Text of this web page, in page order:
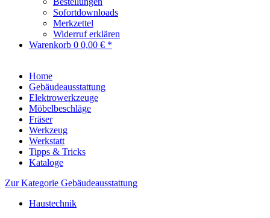
Sofortdownloads
Merkzettel
Widerruf erklären
Warenkorb 0 0,00 € *
Home
Gebäudeausstattung
Elektrowerkzeuge
Möbelbeschläge
Fräser
Werkzeug
Werkstatt
Tipps & Tricks
Kataloge
Zur Kategorie Gebäudeausstattung
Haustechnik